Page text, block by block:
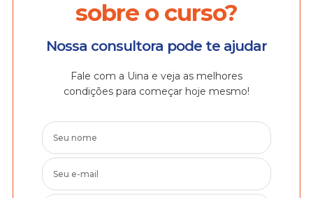
sobre o curso?
Nossa consultora pode te ajudar
Fale com a Uina e veja as melhores
condições para começar hoje mesmo!